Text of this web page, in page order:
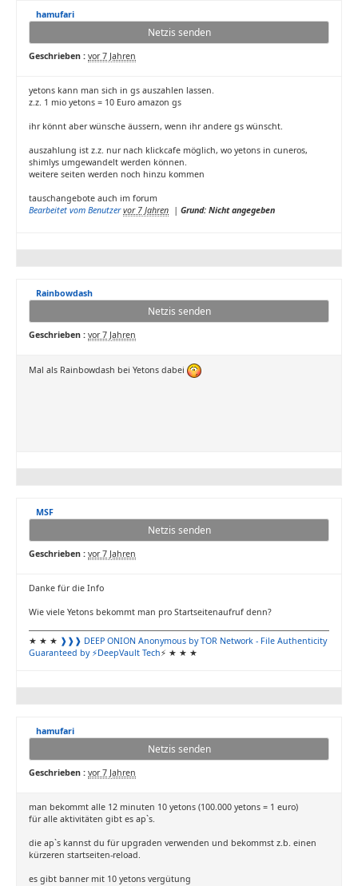
hamufari
Netzis senden
Geschrieben : vor 7 Jahren
yetons kann man sich in gs auszahlen lassen.
z.z. 1 mio yetons = 10 Euro amazon gs
ihr könnt aber wünsche äussern, wenn ihr andere gs wünscht.
auszahlung ist z.z. nur nach klickcafe möglich, wo yetons in cuneros,
shimlys umgewandelt werden können.
weitere seiten werden noch hinzu kommen
tauschangebote auch im forum
Bearbeitet vom Benutzer vor 7 Jahren | Grund: Nicht angegeben
Rainbowdash
Netzis senden
Geschrieben : vor 7 Jahren
Mal als Rainbowdash bei Yetons dabei
MSF
Netzis senden
Geschrieben : vor 7 Jahren
Danke für die Info
Wie viele Yetons bekommt man pro Startseitenaufruf denn?
★ ★ ★ ❱❱❱ DEEP ONION Anonymous by TOR Network - File Authenticity
Guaranteed by ⚡DeepVault Tech⚡ ★ ★ ★
hamufari
Netzis senden
Geschrieben : vor 7 Jahren
man bekommt alle 12 minuten 10 yetons (100.000 yetons = 1 euro)
für alle aktivitäten gibt es ap`s.
die ap`s kannst du für upgraden verwenden und bekommst z.b. einen
kürzeren startseiten-reload.
es gibt banner mit 10 yetons vergütung